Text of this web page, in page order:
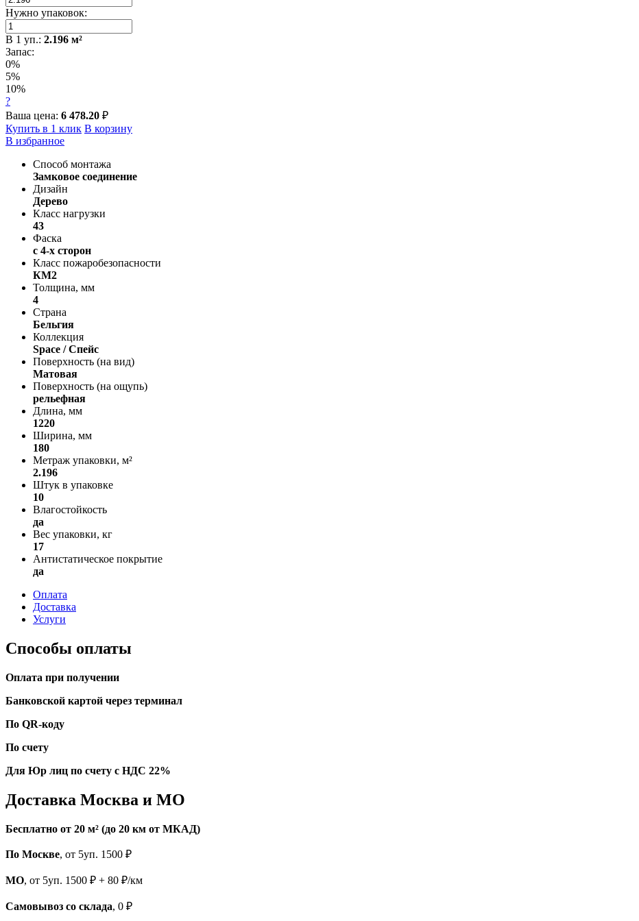
Нужно упаковок:
В 1 уп.: 2.196 м²
Запас:
0%
5%
10%
?
Ваша цена: 6 478.20 ₽
Купить в 1 клик В корзину
В избранное
Способ монтажа
Замковое соединение
Дизайн
Дерево
Класс нагрузки
43
Фаска
с 4-х сторон
Класс пожаробезопасности
КМ2
Толщина, мм
4
Страна
Бельгия
Коллекция
Space / Спейс
Поверхность (на вид)
Матовая
Поверхность (на ощупь)
рельефная
Длина, мм
1220
Ширина, мм
180
Метраж упаковки, м²
2.196
Штук в упаковке
10
Влагостойкость
да
Вес упаковки, кг
17
Антистатическое покрытие
да
Оплата
Доставка
Услуги
Способы оплаты
Оплата при получении
Банковской картой через терминал
По QR-коду
По счету
Для Юр лиц по счету с НДС 22%
Доставка Москва и МО
Бесплатно от 20 м² (до 20 км от МКАД)
По Москве, от 5уп. 1500 ₽
МО, от 5уп. 1500 ₽ + 80 ₽/км
Самовывоз со склада, 0 ₽